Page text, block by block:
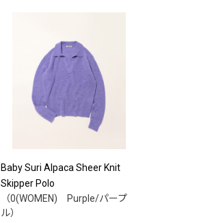
Baby Suri Alpaca Sheer Knit
Skipper Polo
（0(WOMEN) Purple/パープ
ル）